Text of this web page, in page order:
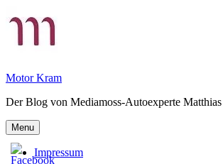
to
Motor Kram
Der Blog von Mediamoss-Autoexperte
Menu
Impressum